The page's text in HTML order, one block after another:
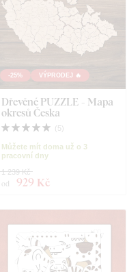
-25% VÝPRODEJ 🔥
Dřevěné PUZZLE - Mapa
okresů Česka
( 5)
Můžete mít doma už o 3
pracovní dny
od 929 Kč
1 239 Kč